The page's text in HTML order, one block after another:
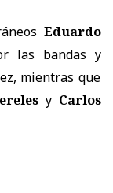
Eduardo
las bandas y
mientras que
yCarlos